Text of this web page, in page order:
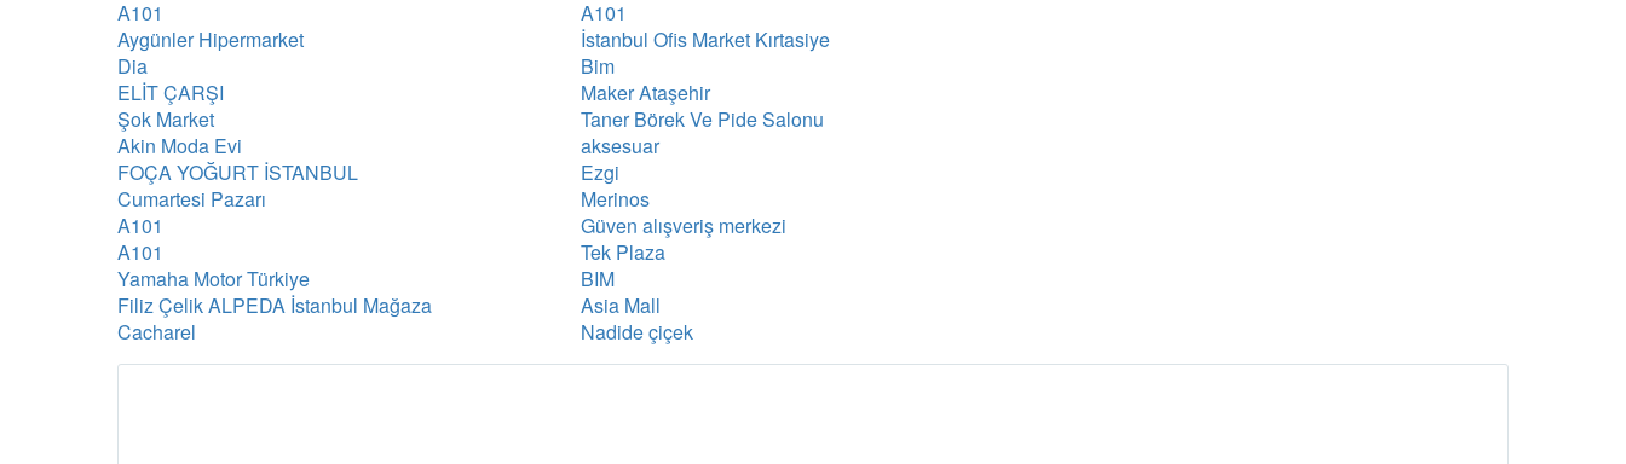
A101
A101
Aygünler Hipermarket
İstanbul Ofis Market Kırtasiye
Dia
Bim
ELİT ÇARŞI
Maker Ataşehir
Şok Market
Taner Börek Ve Pide Salonu
Akin Moda Evi
aksesuar
FOÇA YOĞURT İSTANBUL
Ezgi
Cumartesi Pazarı
Merinos
A101
Güven alışveriş merkezi
A101
Tek Plaza
Yamaha Motor Türkiye
BIM
Filiz Çelik ALPEDA İstanbul Mağaza
Asia Mall
Cacharel
Nadide çiçek